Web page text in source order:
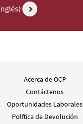
Acerca de OCP
Contáctenos
Oportunidades Laborales
Polftica de Devolución